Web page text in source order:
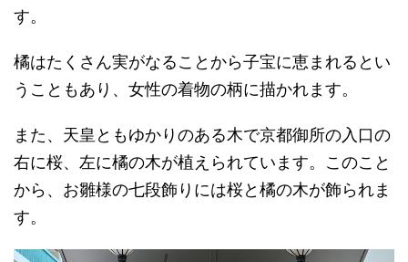
す。
橘はたくさん実がなることから子宝に恵まれるとい
うこともあり、女性の着物の柄に描かれます。
また、天皇ともゆかりのある木で京都御所の入口の
右に桜、左に橘の木が植えられています。このこと
から、お雛様の七段飾りには桜と橘の木が飾られま
す。